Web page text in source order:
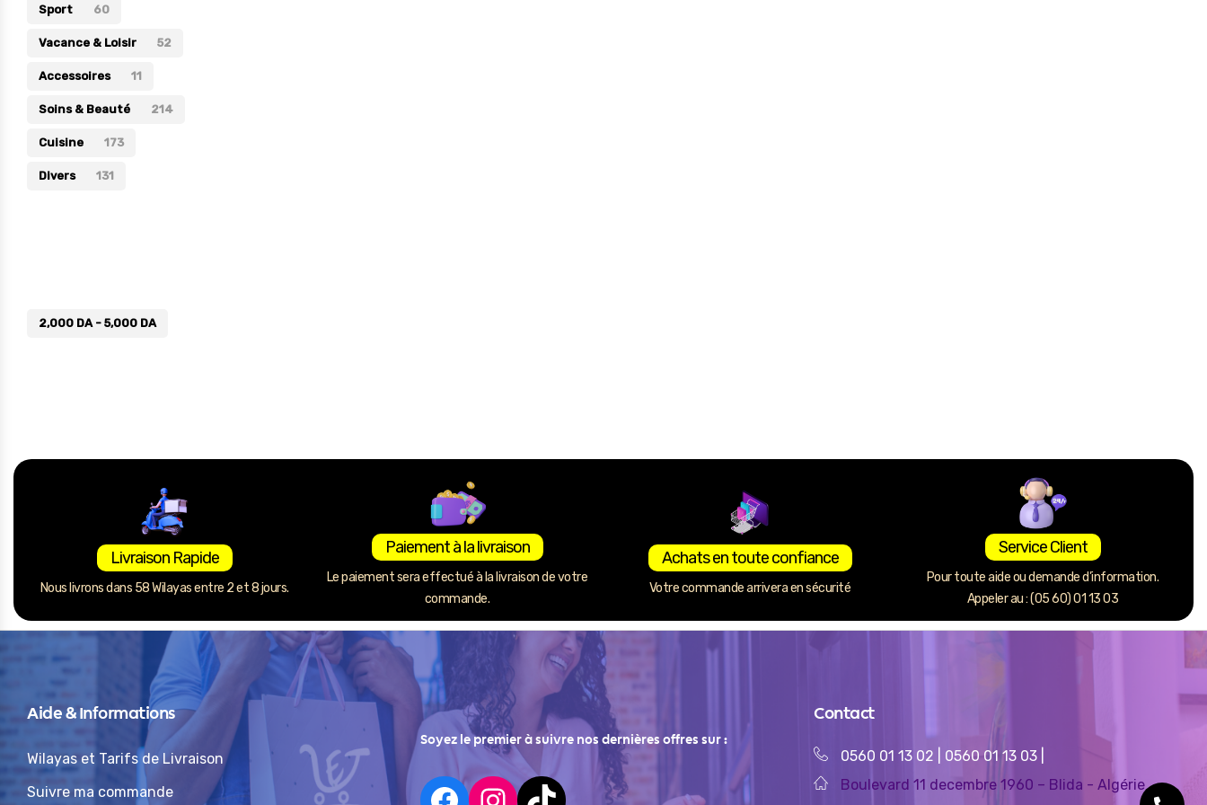
Sport 60
Vacance & Loisir 52
Accessoires 11
Soins & Beauté 214
Cuisine 173
Divers 131
2,000 DA- 5,000 DA
Livraison Rapide
Nous livrons dans 58 Wilayas entre 2 et 8 jours.
Paiement à la livraison
Le paiement sera effectué à la livraison de votre
commande.
Achats en toute confiance
Votre commande arrivera en sécurité
Service Client
Pour toute aide ou demande d’information.
Appeler au : (05 60) 01 13 03
Aide & Informations
Wilayas et Tarifs de Livraison
Suivre ma commande
Soyez le premier à suivre nos dernières offres sur :
Contact
0560 01 13 02 0560 01 13 03
Boulevard 11 decembre 1960 – Blida - Algérie